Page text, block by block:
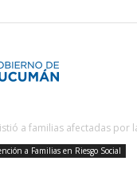
Ministerio
de
a familias afectadas por
a Familias en Riesgo Social